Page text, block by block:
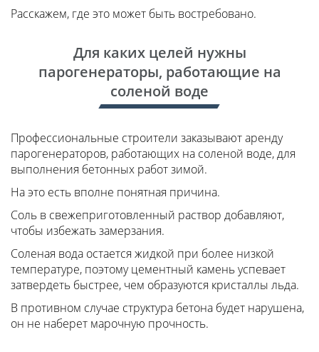
Расскажем, где это может быть востребовано.
Для каких целей нужны
парогенераторы, работающие на
соленой воде
Профессиональные строители заказывают аренду
парогенераторов, работающих на соленой воде, для
выполнения бетонных работ зимой.
На это есть вполне понятная причина.
Соль в свежеприготовленный раствор добавляют,
чтобы избежать замерзания.
Соленая вода остается жидкой при более низкой
температуре, поэтому цементный камень успевает
затвердеть быстрее, чем образуются кристаллы льда.
В противном случае структура бетона будет нарушена,
он не наберет марочную прочность.